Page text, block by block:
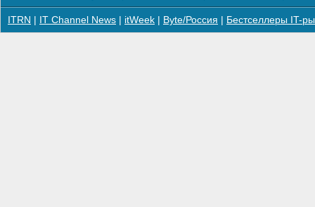
ITRN IT Channel News itWeek Byte/Россия Бестселлеры IT-